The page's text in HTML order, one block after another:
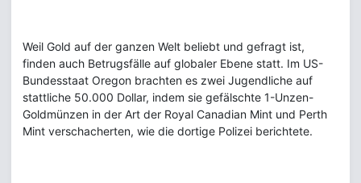
Weil Gold auf der ganzen Welt beliebt und gefragt ist,
finden auch Betrugsfälle auf globaler Ebene statt. Im US-
Bundesstaat Oregon brachten es zwei Jugendliche auf
stattliche 50.000 Dollar, indem sie gefälschte 1-Unzen-
Goldmünzen in der Art der Royal Canadian Mint und Perth
Mint verschacherten, wie die dortige Polizei berichtete.